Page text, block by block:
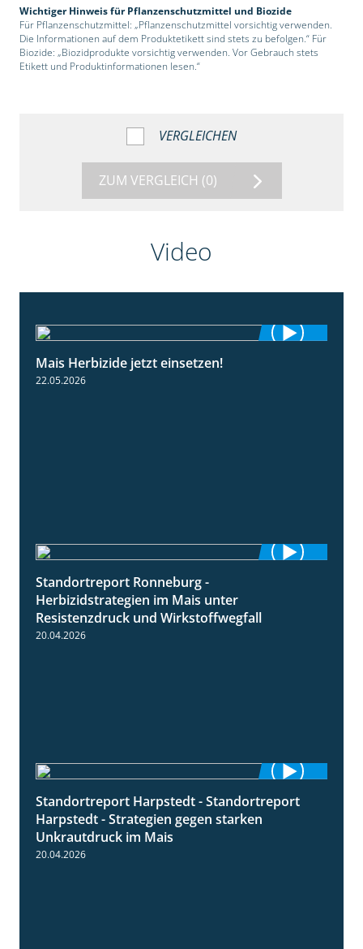
Wichtiger Hinweis für Pflanzenschutzmittel und Biozide
Für Pflanzenschutzmittel: „Pflanzenschutzmittel vorsichtig verwenden.
Die Informationen auf dem Produktetikett sind stets zu befolgen.“ Für
Biozide: „Biozidprodukte vorsichtig verwenden. Vor Gebrauch stets
Etikett und Produktinformationen lesen.“
VERGLEICHEN
ZUM VERGLEICH (0)
Video
Mais Herbizide jetzt einsetzen!
22.05.2026
Standortreport Ronneburg -
Herbizidstrategien im Mais unter
Resistenzdruck und Wirkstoffwegfall
20.04.2026
9:11
Standortreport Harpstedt - Standortreport
Harpstedt - Strategien gegen starken
Unkrautdruck im Mais
20.04.2026